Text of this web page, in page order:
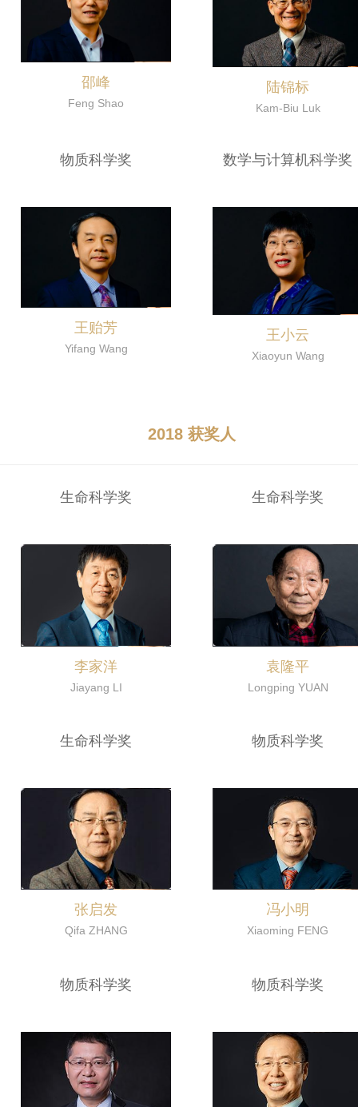
邵峰
Feng Shao
陆锦标
Kam-Biu Luk
物质科学奖
王贻芳
Yifang Wang
数学与计算机科学奖
王小云
Xiaoyun Wang
2018 获奖人
生命科学奖
李家洋
Jiayang LI
生命科学奖
袁隆平
Longping YUAN
生命科学奖
张启发
Qifa ZHANG
物质科学奖
冯小明
Xiaoming FENG
物质科学奖 物质科学奖